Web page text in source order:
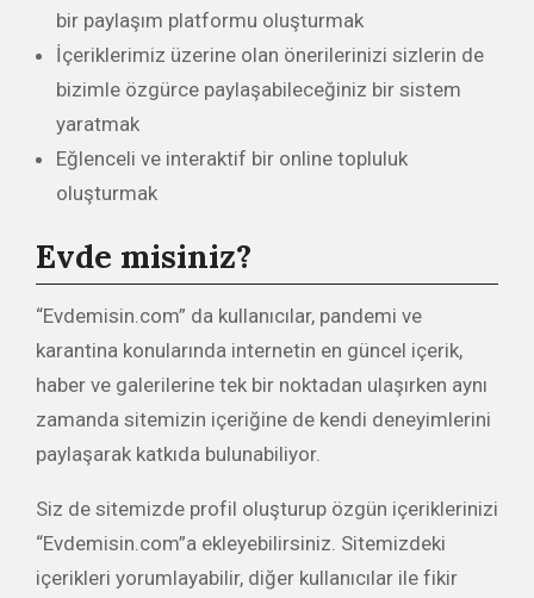
bir paylaşım platformu oluşturmak
İçeriklerimiz üzerine olan önerilerinizi sizlerin de
bizimle özgürce paylaşabileceğiniz bir sistem
yaratmak
Eğlenceli ve interaktif bir online topluluk
oluşturmak
Evde misiniz?
“Evdemisin.com” da kullanıcılar, pandemi ve
karantina konularında internetin en güncel içerik,
haber ve galerilerine tek bir noktadan ulaşırken aynı
zamanda sitemizin içeriğine de kendi deneyimlerini
paylaşarak katkıda bulunabiliyor.
Siz de sitemizde profil oluşturup özgün içeriklerinizi
“Evdemisin.com”a ekleyebilirsiniz. Sitemizdeki
içerikleri yorumlayabilir, diğer kullanıcılar ile fikir